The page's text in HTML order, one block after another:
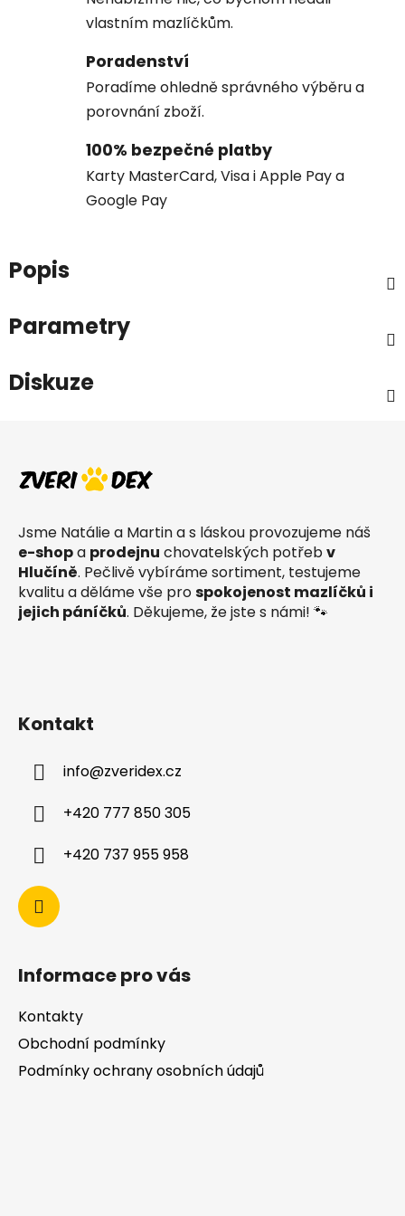
vlastním mazlíčkům.
Poradenství
Poradíme ohledně správného výběru a
porovnání zboží.
100% bezpečné platby
Karty MasterCard, Visa i Apple Pay a
Google Pay
Popis
Parametry
Diskuze
Jsme Natálie a Martin a s láskou provozujeme náš
e-shopa prodejnu chovatelských potřebv
Hlučíně. Pečlivě vybíráme sortiment, testujeme
kvalitu a děláme vše prospokojenost mazlíčků i
jejich páníčků. Děkujeme, že jste s námi! 🐾
Kontakt
info@zveridex.cz
+420 777 850 305
+420 737 955 958
Informace pro vás
Kontakty
Obchodní podmínky
Podmínky ochrany osobních údajů